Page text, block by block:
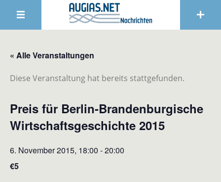
« Alle Veranstaltungen
Diese Veranstaltung hat bereits stattgefunden.
Preis für Berlin-Brandenburgische
Wirtschaftsgeschichte 2015
6. November 2015, 18:00 -20:00
€5